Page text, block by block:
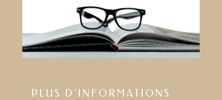
PLUS D’INFORMATIONS